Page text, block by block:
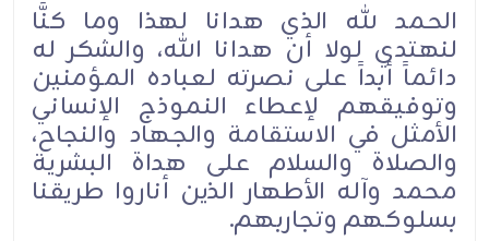
الحمد لله الذي هدانا لهذا وما كنَّا
لنهتدي لولا أن هدانا الله، والشكر له
دائماً أبداً على نصرته لعباده المؤمنين
وتوفيقهم لإعطاء النموذج الإنساني
الأمثل في الاستقامة والجهاد والنجاح،
والصلاة والسلام على هداة البشرية
محمد وآله الأطهار الذين أناروا طريقنا
بسلوكهم وتجاربهم.